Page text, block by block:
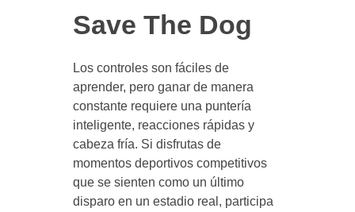
Save The Dog
Los controles son fáciles de
aprender, pero ganar de manera
constante requiere una puntería
inteligente, reacciones rápidas y
cabeza fría. Si disfrutas de
momentos deportivos competitivos
que se sienten como un último
disparo en un estadio real, participa